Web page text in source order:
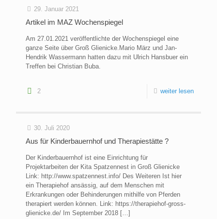
29. Januar 2021
Artikel im MAZ Wochenspiegel
Am 27.01.2021 veröffentlichte der Wochenspiegel eine
ganze Seite über Groß Glienicke.Mario März und Jan-
Hendrik Wassermann hatten dazu mit Ulrich Hansbuer ein
Treffen bei Christian Buba.
2 weiter lesen
30. Juli 2020
Aus für Kinderbauernhof und Therapiestätte ?
Der Kinderbauernhof ist eine Einrichtung für
Projektarbeiten der Kita Spatzennest in Groß Glienicke
Link: http://www.spatzennest.info/ Des Weiteren Ist hier
ein Therapiehof ansässig, auf dem Menschen mit
Erkrankungen oder Behinderungen mithilfe von Pferden
therapiert werden können. Link: https://therapiehof-gross-
glienicke.de/ Im September 2018 […]